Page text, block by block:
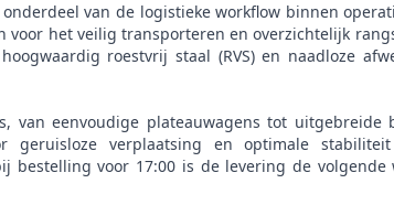
van de logistieke workflow binnen
voor het veilig transporteren en overzichtelijk
roestvrij staal (RVS) en naadloze
van eenvoudige plateauwagens tot uitgebreide
geruisloze verplaatsing en optimale
bestelling voor 17:00 is de levering de